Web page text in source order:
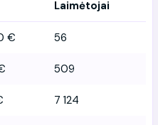
Laimėtojai
€ 56
509
7 124